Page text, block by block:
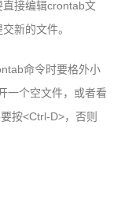
接编辑crontab文
新的文件。
命令时要格外小
一个空文件，或者看
按<Ctrl-D>，否则